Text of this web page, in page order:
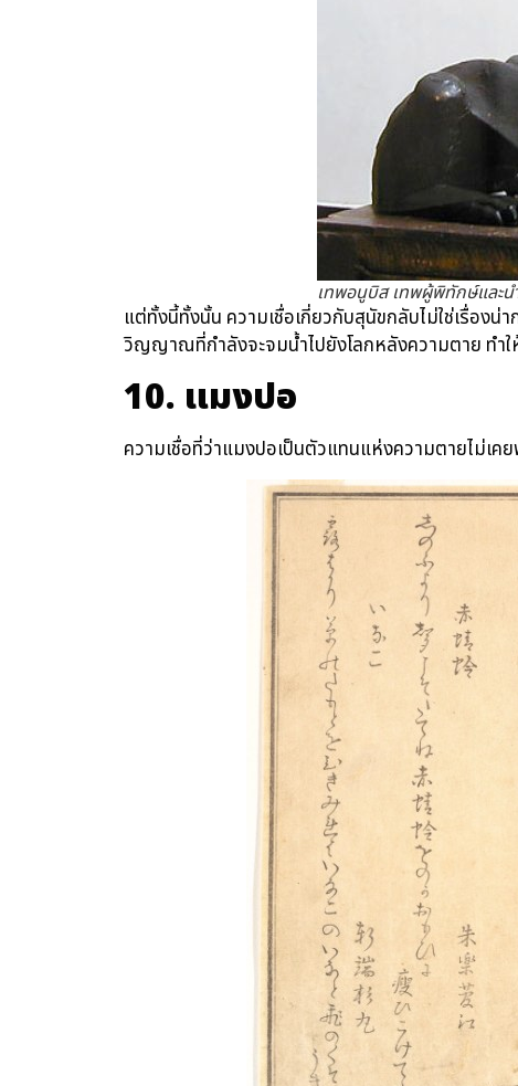
เทพอนูบิส เทพผู้พิทักษ์และ
แต่ทั้งนี้ทั้งนั้น ความเชื่อเกี่ยวกับสุนัขกลับไม่ใช่เรื่องน่
วิญญาณที่กำลังจะจมน้ำไปยังโลกหลังความตาย ทำใ
10. แมงปอ
ความเชื่อที่ว่าแมงปอเป็นตัวแทนแห่งความตายไม่เค